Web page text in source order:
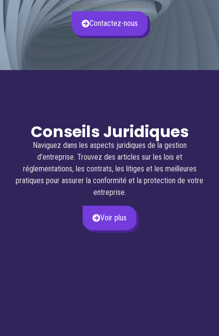
contribuer à votre succès.
Contactez-nous
Conseils Juridiques
Naviguez dans les aspects juridiques de la gestion
d’entreprise. Trouvez des articles sur les lois et
réglementations, les contrats, les litiges et les meilleures
pratiques pour assurer la conformité et la protection de votre
entreprise.
Voir plus